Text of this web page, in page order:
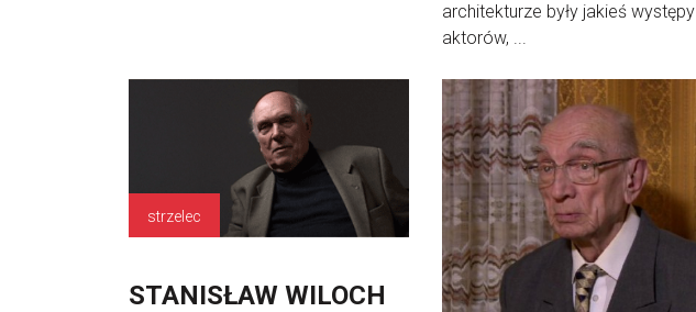
architekturze były jakieś występy
aktorów, ...
strzelec
STANISŁAW WILOCH